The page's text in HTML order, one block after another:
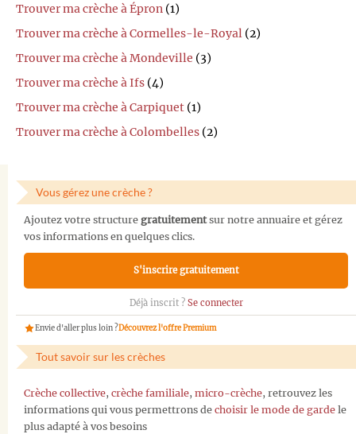
Trouver ma crèche à Épron (1)
Trouver ma crèche à Cormelles-le-Royal (2)
Trouver ma crèche à Mondeville (3)
Trouver ma crèche à Ifs (4)
Trouver ma crèche à Carpiquet (1)
Trouver ma crèche à Colombelles (2)
Vous gérez une crèche ?
Ajoutez votre structure gratuitementsur notre annuaire et gérez
vos informations en quelques clics.
S'inscrire gratuitement
Déjà inscrit ? Se connecter
Envie d'aller plus loin ?Découvrez l'offre Premium
Tout savoir sur les crèches
Crèche collective, crèche familiale, micro-crèche, retrouvez les
informations qui vous permettrons de choisir le mode de garde le
plus adapté à vos besoins